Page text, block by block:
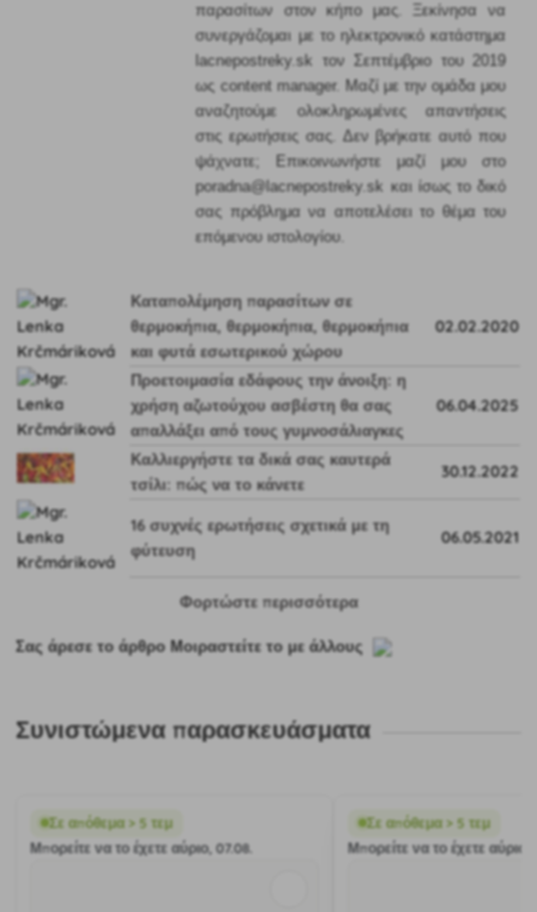
παρασίτων στον κήπο μας. Ξεκίνησα να
συνεργάζομαι με το ηλεκτρονικό κατάστημα
lacnepostreky.sk τον Σεπτέμβριο του 2019
ως content manager. Μαζί με την ομάδα μου
αναζητούμε ολοκληρωμένες απαντήσεις
στις ερωτήσεις σας. Δεν βρήκατε αυτό που
ψάχνατε; Επικοινωνήστε μαζί μου στο
poradna@lacnepostreky.sk και ίσως το δικό
σας πρόβλημα να αποτελέσει το θέμα του
επόμενου ιστολογίου.
Καταπολέμηση παρασίτων σε
θερμοκήπια, θερμοκήπια, θερμοκήπια
και φυτά εσωτερικού χώρου
02.02.2020
Προετοιμασία εδάφους την άνοιξη: η
χρήση αζωτούχου ασβέστη θα σας
απαλλάξει από τους γυμνοσάλιαγκες
06.04.2025
Καλλιεργήστε τα δικά σας καυτερά
τσίλι: πώς να το κάνετε
30.12.2022
16 συχνές ερωτήσεις σχετικά με τη
φύτευση
06.05.2021
Φορτώστε περισσότερα
Σας άρεσε το άρθρο Μοιραστείτε το με άλλους
Συνιστώμενα παρασκευάσματα
Σε απόθεμα > 5 τεμ
Μπορείτε να το έχετε αύριο, 07.08.
Σε απόθεμα > 5 τεμ
Μπορείτε να το έχετε αύριο,